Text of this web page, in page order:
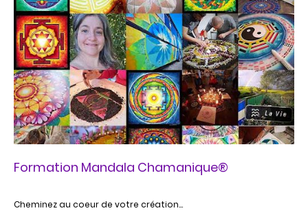
Formation Mandala Chamanique®
Cheminez au coeur de votre création...